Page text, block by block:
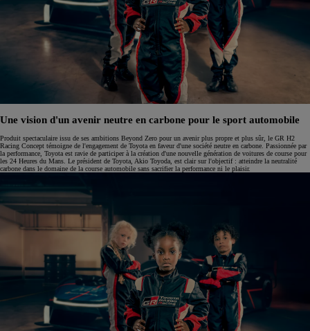
Une vision d'un avenir neutre en carbone pour le sport automobile
Produit spectaculaire issu de ses ambitions Beyond Zero pour un avenir plus propre et plus sûr, le GR H2
Racing Concept témoigne de l'engagement de Toyota en faveur d'une société neutre en carbone. Passionnée par
la performance, Toyota est ravie de participer à la création d'une nouvelle génération de voitures de course pour
les 24 Heures du Mans. Le président de Toyota, Akio Toyoda, est clair sur l'objectif : atteindre la neutralité
carbone dans le domaine de la course automobile sans sacrifier la performance ni le plaisir.